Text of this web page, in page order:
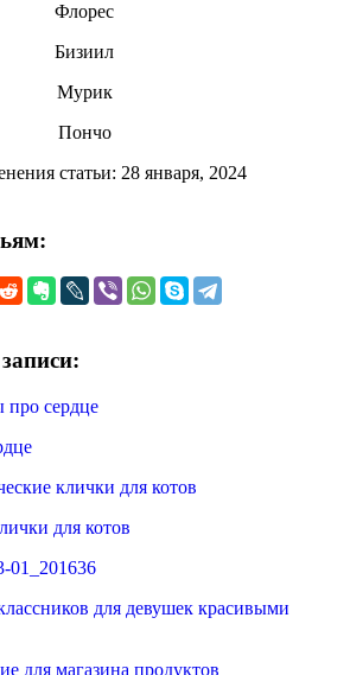
Флорес
Бизиил
Мурик
Пончо
статьи: 28 января, 2024
для котов
для девушек красивыми